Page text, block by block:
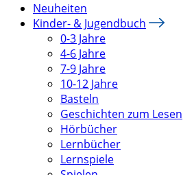
Neuheiten
Kinder- & Jugendbuch
0-3 Jahre
4-6 Jahre
7-9 Jahre
10-12 Jahre
Basteln
Geschichten zum Lesen
Hörbücher
Lernbücher
Lernspiele